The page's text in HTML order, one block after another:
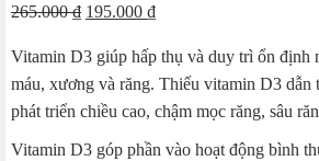
265.000₫ Giá
là:
265.000 ₫.
195.000 ₫Giá
tại
là:
195.000 ₫.
Vitamin D3 giúp hấp thụ và duy trì ổn định
máu, xương và răng. Thiếu vitamin D3 dẫn
phát triển chiều cao, chậm mọc răng, sâu
Vitamin D3 góp phần vào hoạt động bình